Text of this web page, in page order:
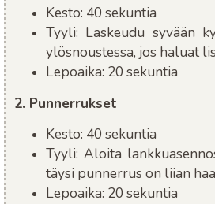
Kesto: 40 sekuntia
Tyyli: Laskeudu syvään
ylösnoustessa, jos haluat
Lepoaika: 20 sekuntia
2. Punnerrukset
Kesto: 40 sekuntia
Tyyli: Aloita
täysi punnerrus on liian
Lepoaika: 20 sekuntia